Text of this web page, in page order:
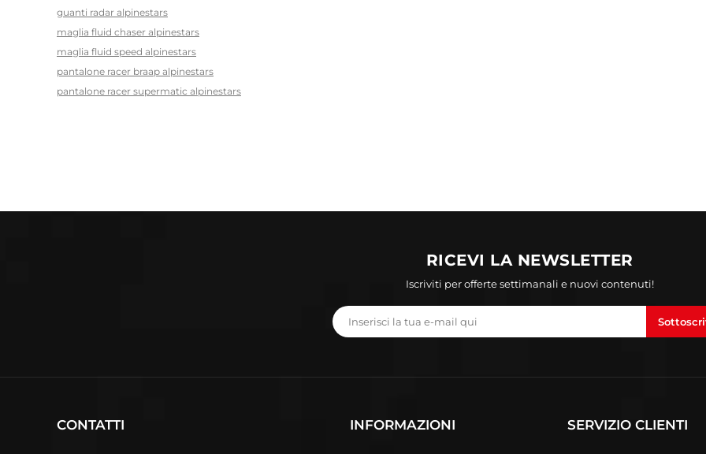
guanti radar alpinestars
maglia fluid chaser alpinestars
maglia fluid speed alpinestars
pantalone racer braap alpinestars
pantalone racer supermatic alpinestars
RICEVI LA NEWSLETTER
Iscriviti per offerte settimanali e nuovi contenuti!
CONTATTI INFORMAZIONI SERVIZIO CLIENTI